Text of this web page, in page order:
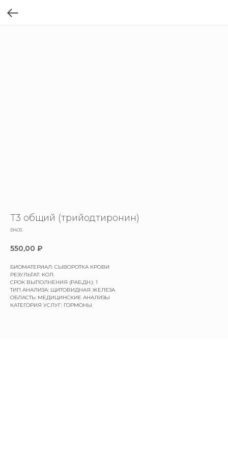
Т3 общий (трийодтиронин)
B405
550,00 ₽
БИОМАТЕРИАЛ: СЫВОРОТКА КРОВИ
РЕЗУЛЬТАТ: КОЛ.
СРОК ВЫПОЛНЕНИЯ (РАБ.ДН.): 1
ТИП АНАЛИЗА: ЩИТОВИДНАЯ ЖЕЛЕЗА
ОБЛАСТЬ: МЕДИЦИНСКИЕ АНАЛИЗЫ
КАТЕГОРИЯ УСЛУГ: ГОРМОНЫ